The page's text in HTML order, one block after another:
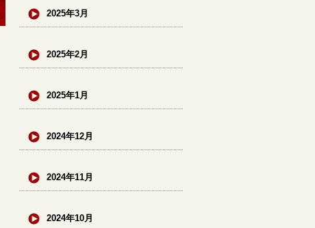
2025年3月
2025年2月
2025年1月
2024年12月
2024年11月
2024年10月